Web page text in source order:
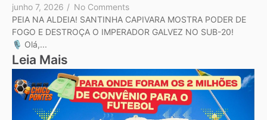
junho 7, 2026 / No Comments
PEIA NA ALDEIA! SANTINHA CAPIVARA MOSTRA PODER DE
FOGO E DESTROÇA O IMPERADOR GALVEZ NO SUB-20!
🎙️ Olá,...
Leia Mais